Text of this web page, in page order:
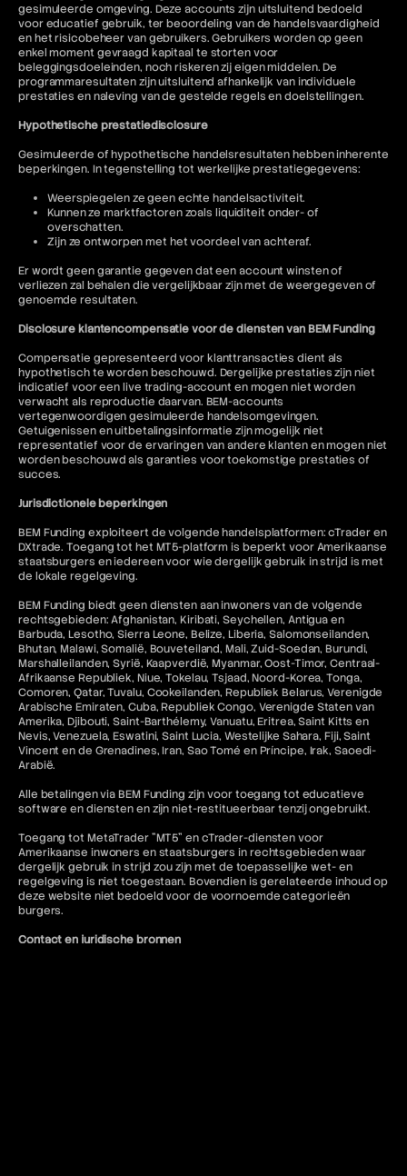
gesimuleerde omgeving. Deze accounts zijn uitsluitend bedoeld
voor educatief gebruik, ter beoordeling van de handelsvaardigheid
en het risicobeheer van gebruikers. Gebruikers worden op geen
enkel moment gevraagd kapitaal te storten voor
beleggingsdoeleinden, noch riskeren zij eigen middelen. De
programmaresultaten zijn uitsluitend afhankelijk van individuele
prestaties en naleving van de gestelde regels en doelstellingen.
Hypothetische prestatiedisclosure
Gesimuleerde of hypothetische handelsresultaten hebben inherente
beperkingen. In tegenstelling tot werkelijke prestatiegegevens:
Weerspiegelen ze geen echte handelsactiviteit.
Kunnen ze marktfactoren zoals liquiditeit onder- of
overschatten.
Zijn ze ontworpen met het voordeel van achteraf.
Er wordt geen garantie gegeven dat een account winsten of
verliezen zal behalen die vergelijkbaar zijn met de weergegeven of
genoemde resultaten.
Disclosure klantencompensatie voor de diensten van BEM Funding
Compensatie gepresenteerd voor klanttransacties dient als
hypothetisch te worden beschouwd. Dergelijke prestaties zijn niet
indicatief voor een live trading-account en mogen niet worden
verwacht als reproductie daarvan. BEM-accounts
vertegenwoordigen gesimuleerde handelsomgevingen.
Getuigenissen en uitbetalingsinformatie zijn mogelijk niet
representatief voor de ervaringen van andere klanten en mogen niet
worden beschouwd als garanties voor toekomstige prestaties of
succes.
Jurisdictionele beperkingen
BEM Funding exploiteert de volgende handelsplatformen: cTrader en
DXtrade. Toegang tot het MT5-platform is beperkt voor Amerikaanse
staatsburgers en iedereen voor wie dergelijk gebruik in strijd is met
de lokale regelgeving.
BEM Funding biedt geen diensten aan inwoners van de volgende
rechtsgebieden: Afghanistan, Kiribati, Seychellen, Antigua en
Barbuda, Lesotho, Sierra Leone, Belize, Liberia, Salomonseilanden,
Bhutan, Malawi, Somalië, Bouveteiland, Mali, Zuid-Soedan, Burundi,
Marshalleilanden, Syrië, Kaapverdië, Myanmar, Oost-Timor, Centraal-
Afrikaanse Republiek, Niue, Tokelau, Tsjaad, Noord-Korea, Tonga,
Comoren, Qatar, Tuvalu, Cookeilanden, Republiek Belarus, Verenigde
Arabische Emiraten, Cuba, Republiek Congo, Verenigde Staten van
Amerika, Djibouti, Saint-Barthélemy, Vanuatu, Eritrea, Saint Kitts en
Nevis, Venezuela, Eswatini, Saint Lucia, Westelijke Sahara, Fiji, Saint
Vincent en de Grenadines, Iran, Sao Tomé en Príncipe, Irak, Saoedi-
Arabië.
Alle betalingen via BEM Funding zijn voor toegang tot educatieve
software en diensten en zijn niet-restitueerbaar tenzij ongebruikt.
Toegang tot MetaTrader "MT5" en cTrader-diensten voor
Amerikaanse inwoners en staatsburgers in rechtsgebieden waar
dergelijk gebruik in strijd zou zijn met de toepasselijke wet- en
regelgeving is niet toegestaan. Bovendien is gerelateerde inhoud op
deze website niet bedoeld voor de voornoemde categorieën
burgers.
Contact en juridische bronnen